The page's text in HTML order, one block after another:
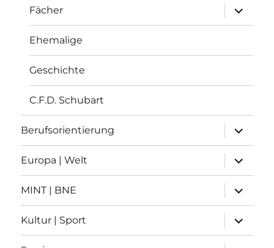
Fächer
anzeigen
Ehemalige
Geschichte
C.F.D. Schubart
Berufsorientierung
anzeigen
Europa | Welt
anzeigen
MINT | BNE
anzeigen
Kultur | Sport
anzeigen